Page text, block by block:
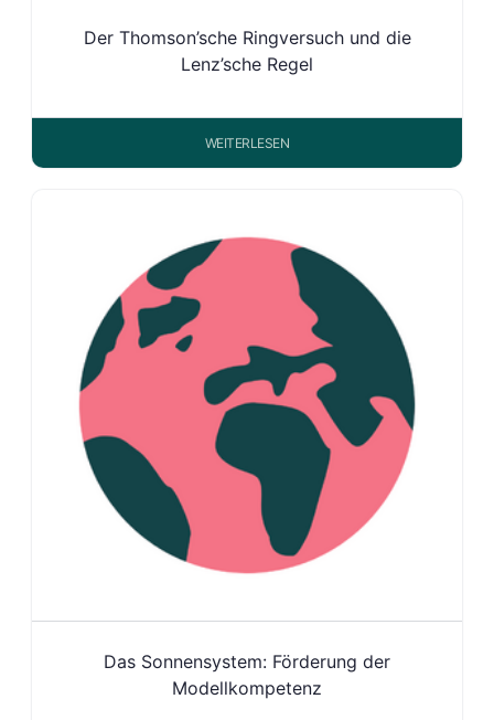
Der Thomson’sche Ringversuch und die
Lenz’sche Regel
WEITERLESEN
Das Sonnensystem: Förderung der
Modellkompetenz